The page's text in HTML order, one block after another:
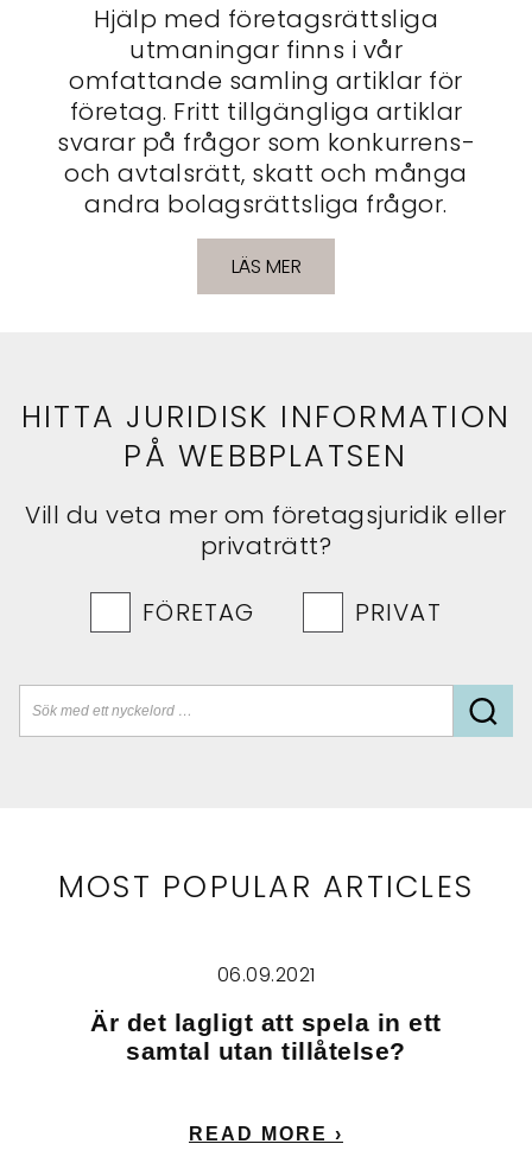
Hjälp med företagsrättsliga
utmaningar finns i vår
omfattande samling artiklar för
företag. Fritt tillgängliga artiklar
svarar på frågor som konkurrens-
och avtalsrätt, skatt och många
andra bolagsrättsliga frågor.
LÄS MER
HITTA JURIDISK INFORMATION
PÅ WEBBPLATSEN
Vill du veta mer om företagsjuridik eller
privaträtt?
FÖRETAG
PRIVAT
MOST POPULAR ARTICLES
06.09.2021
Är det lagligt att spela in ett
samtal utan tillåtelse?
READ MORE ›